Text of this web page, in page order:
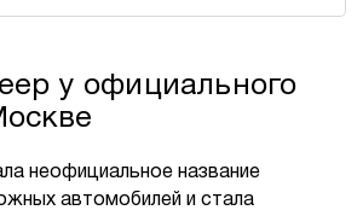
у официального
неофициальное название
автомобилей и стала